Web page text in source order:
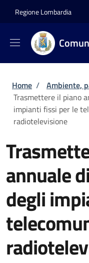
Regione Lombardia
Briciole di
Home / Ambiente,
Trasmettere il piano
impianti fissi per le
radiotelevisione
annuale
degli